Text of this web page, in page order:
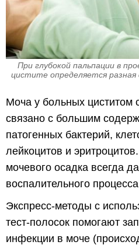
При глубокой пальпации в
цистите определяется
Моча у больных циститом
связано с большим
патогенных бактерий,
лейкоцитов и
мочевого осадка всегда
воспалительного
Экспресс-методы с
тест-полосок помогают
инфекции в моче